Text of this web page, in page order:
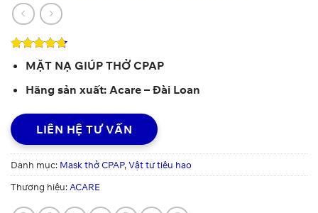
4.71 trên 5
dựa trên
MẶT NẠ GIÚP THỞ CPAP
Hãng sản xuất: Acare – Đài Loan
LIÊN HỆ TƯ VẤN
Danh mục: Mask thở CPAP,Vật tư tiêu hao
Thương hiệu: ACARE